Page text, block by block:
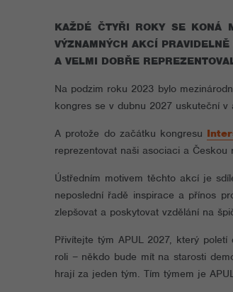
KAŽDÉ ČTYŘI ROKY SE KONÁ
VÝZNAMNÝCH AKCÍ
A VELMI DOBŘE
Na podzim roku 2023 bylo
kongres se v dubnu 2027 uskuteční
A protože do začátku kongresu
reprezentovat naši asociaci a Českou
Ústředním motivem těchto akcí je
neposlední řadě inspirace a přínos
zlepšovat a poskytovat vzdělání na
Přivítejte tým APUL 2027, který
roli – někdo bude mít na starosti
hrají za jeden tým. Tím týmem je